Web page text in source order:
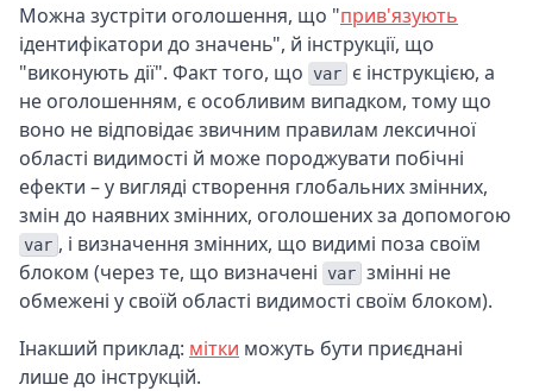
Можна зустріти оголошення, що "прив'язують
ідентифікатори до значень", й інструкції, що
"виконують дії". Факт того, що var
є інструкцією, а
не оголошенням, є особливим випадком, тому що
воно не відповідає звичним правилам лексичної
області видимості й може породжувати побічні
ефекти – у вигляді створення глобальних змінних,
змін до наявних змінних, оголошених за допомогою
var , і визначення змінних, що видимі поза своїм
блоком (через те, що визначені var змінні не
обмежені у своїй області видимості своїм блоком).
Інакший приклад: мітки можуть бути приєднані
лише до інструкцій.